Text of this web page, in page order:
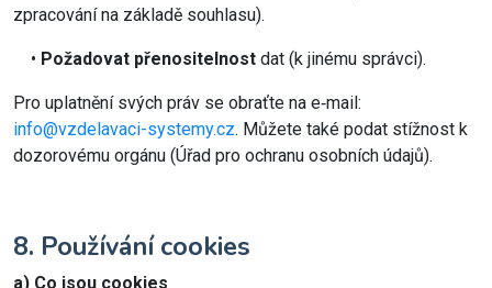
zpracování na základě souhlasu).
• Požadovat přenositelnost dat (k jinému správci).
Pro uplatnění svých práv se obraťte na e‑mail:
info@vzdelavaci-systemy.cz. Můžete také podat stížnost k
dozorovému orgánu (Úřad pro ochranu osobních údajů).
8. Používání cookies
a) Co jsou cookies